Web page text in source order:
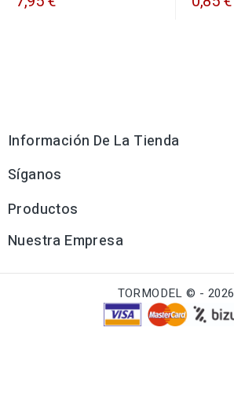
Información De La Tienda
Síganos
Productos
Nuestra Empresa
TORMODEL © - 2026